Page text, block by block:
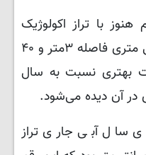
با تراز اکولوژیک
یک‌هزار و ۲۷۴ متر و ۱۰ سانتی متری فاصله ٣متر و ۴۰
بهتری نسبت به سال
در آن دیده می‌شود.
سال آبی جاری تراز